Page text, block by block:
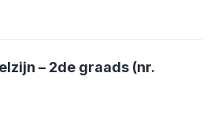
– 2de graads (nr.